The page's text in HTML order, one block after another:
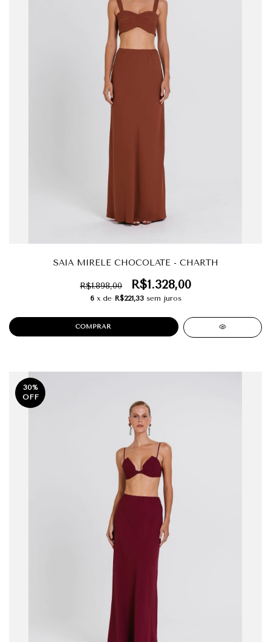
SAIA MIRELE CHOCOLATE - CHARTH
R$1.898,00 R$1.328,00
6 x de R$221,33 sem juros
COMPRAR
30%
OFF